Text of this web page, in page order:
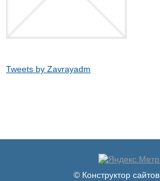
Tweets by Zavrayadm
© Конструктор сайтов